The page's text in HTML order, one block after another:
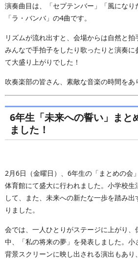
演奏曲目は、「セプテンバー」「風にな
「ラ・バンバ」の4曲です。
リズムが流れ出すと、会場からは自然と拍
みんなで手拍子をしたり歌ったりと演奏に
て大盛り上がりでした！
吹奏楽部の皆さん、素敵な音楽の時間をあ
6年生「未来への誓い」まと
ました！
2月6日（金曜日）、6年生の「まとめの会
体育館にて盛大に行われました。小学校生
して、また、未来への新たな一歩を踏み
りました。
会では、一人ひとりがステージに上がり、
中、「私の将来の夢」を発表しました。
背景スクリーンに映し出される演出もあ